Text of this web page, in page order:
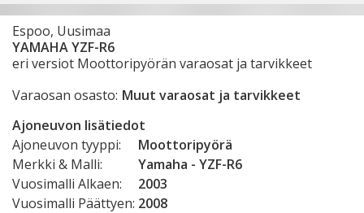
Espoo, Uusimaa
YAMAHA YZF-R6
eri versiot Moottoripyörän varaosat ja tarvikkeet
Varaosan osasto: Muut varaosat ja tarvikkeet
Ajoneuvon lisätiedot
Ajoneuvon tyyppi:
Moottoripyörä
Merkki & Malli:
Yamaha - YZF-R6
Vuosimalli Alkaen:
2003
Vuosimalli Päättyen: 2008